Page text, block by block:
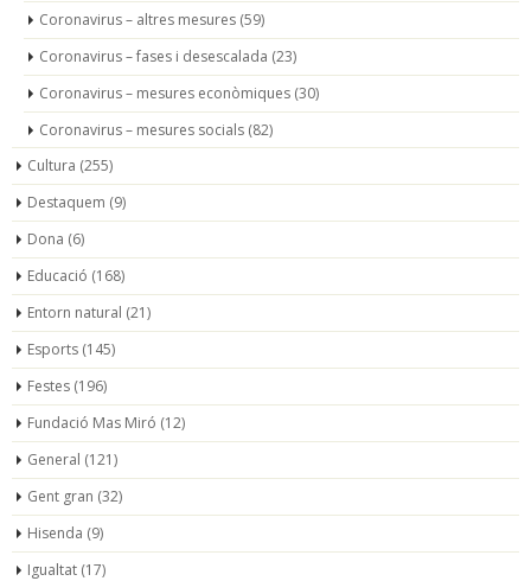
Coronavirus – altres mesures (59)
Coronavirus – fases i desescalada (23)
Coronavirus – mesures econòmiques (30)
Coronavirus – mesures socials (82)
Cultura (255)
Destaquem (9)
Dona (6)
Educació (168)
Entorn natural (21)
Esports (145)
Festes (196)
Fundació Mas Miró (12)
General (121)
Gent gran (32)
Hisenda (9)
Igualtat (17)